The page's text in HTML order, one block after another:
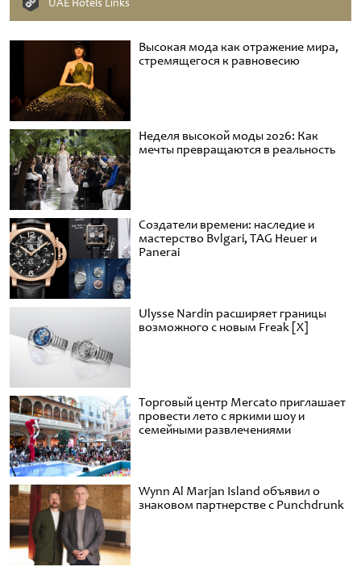
Высокая мода как отражение мира,
стремящегося к равновесию
Неделя высокой моды 2026: Как
мечты превращаются в реальность
Создатели времени: наследие и
мастерство Bvlgari, TAG Heuer и
Panerai
Ulysse Nardin расширяет границы
возможного с новым Freak [X]
Торговый центр Mercato приглашает
провести лето с яркими шоу и
семейными развлечениями
Wynn Al Marjan Island объявил о
знаковом партнерстве с Punchdrunk